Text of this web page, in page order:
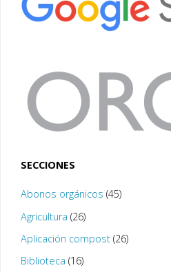
SECCIONES
Abonos orgánicos (45)
Agricultura (26)
Aplicación compost(26)
Biblioteca (16)